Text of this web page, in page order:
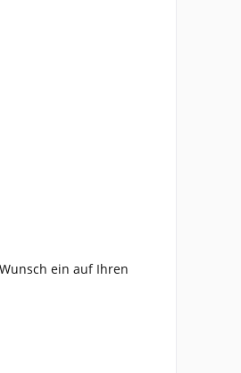
ein auf Ihren